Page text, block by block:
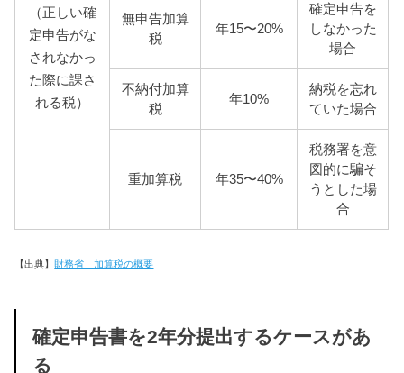
（正しい確
定申告がな
されなかっ
た際に課さ
れる税）
無申告加算
税
年15〜20%
確定申告を
しなかった
場合
不納付加算
税
年10%
納税を忘れ
ていた場合
重加算税 年35〜40%
税務署を意
図的に騙そ
うとした場
合
【出典】 財務省 加算税の概要
確定申告書を2年分提出するケースがあ
る